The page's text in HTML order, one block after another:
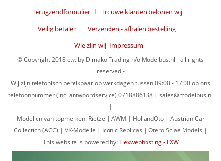
Terugzendformulier
Trouwe klanten belonen wij
Veilig betalen
Verzenden - afhalen bestelling
Wie zijn wij -Impressum -
© Copyright 2018 e.v. by Dimako Trading h/o Modelbus.nl - all rights
reserved -
Wij zijn telefonisch bereikbaar op werkdagen tussen 09:00 - 17:00 op ons
telefoonnummer (incl antwoordservice) 0718886188 | sales@modelbus.nl
|
Modellen van topmerken: Rietze | AWM | HollandOto | Austrian Car
Collection (ACC) | VK-Modelle | Iconic Replicas | Otero Sclae Models |
This website is powered by: Flexwebhosting - FXW